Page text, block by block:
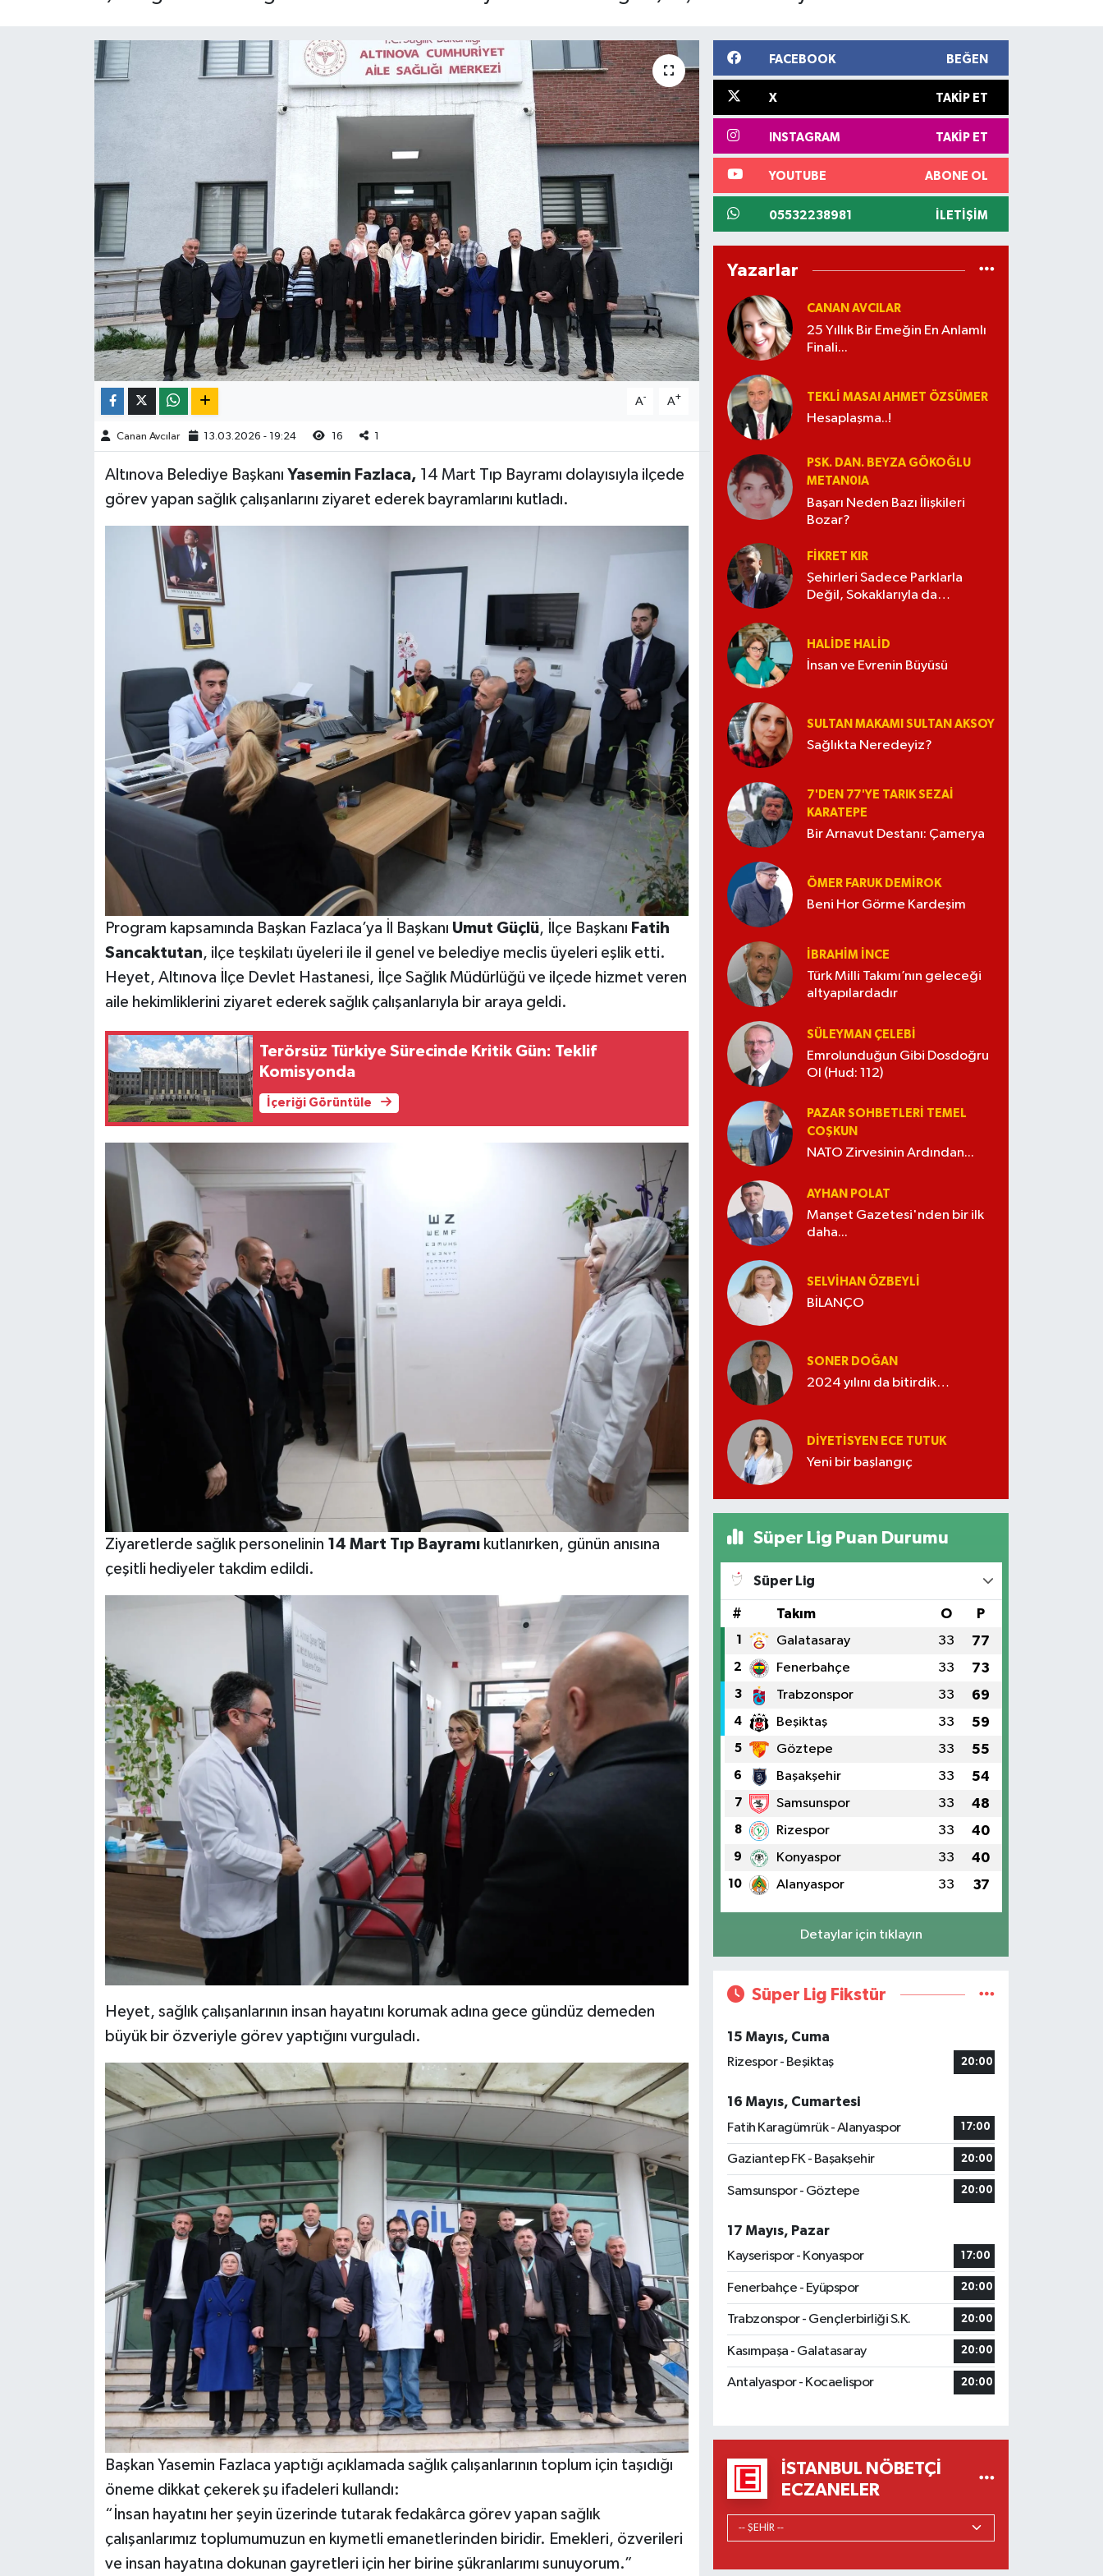
A- A+
Canan Avcılar 13.03.2026 - 19:24 16 1
Altınova Belediye Başkanı Yasemin Fazlaca, 14 Mart Tıp Bayramı dolayısıyla ilçede
görev yapan sağlık çalışanlarını ziyaret ederek bayramlarını kutladı.
Program kapsamında Başkan Fazlaca’ya İl Başkanı Umut Güçlü, İlçe Başkanı Fatih
Sancaktutan, ilçe teşkilatı üyeleri ile il genel ve belediye meclis üyeleri eşlik etti.
Heyet, Altınova İlçe Devlet Hastanesi, İlçe Sağlık Müdürlüğü ve ilçede hizmet veren
aile hekimliklerini ziyaret ederek sağlık çalışanlarıyla bir araya geldi.
Terörsüz Türkiye Sürecinde Kritik Gün: Teklif
Komisyonda
İçeriği Görüntüle
Ziyaretlerde sağlık personelinin 14 Mart Tıp Bayramı kutlanırken, günün anısına
çeşitli hediyeler takdim edildi.
Heyet, sağlık çalışanlarının insan hayatını korumak adına gece gündüz demeden
büyük bir özveriyle görev yaptığını vurguladı.
Başkan Yasemin Fazlaca yaptığı açıklamada sağlık çalışanlarının toplum için taşıdığı
öneme dikkat çekerek şu ifadeleri kullandı:
“İnsan hayatını her şeyin üzerinde tutarak fedakârca görev yapan sağlık
çalışanlarımız toplumumuzun en kıymetli emanetlerinden biridir. Emekleri, özverileri
ve insan hayatına dokunan gayretleri için her birine şükranlarımı sunuyorum.”
FACEBOOK BEĞEN
X TAKIP ET
INSTAGRAM TAKIP ET
YOUTUBE ABONE OL
05532238981 İLETIŞIM
Yazarlar
CANAN AVCILAR
25 Yıllık Bir Emeğin En Anlamlı
Finali...
TEKLI MASA! AHMET ÖZSÜMER
Hesaplaşma..!
PSK. DAN. BEYZA GÖKOĞLU
METAN0IA
Başarı Neden Bazı İlişkileri
Bozar?
FIKRET KIR
Şehirleri Sadece Parklarla
Değil, Sokaklarıyla da
HALIDE HALID
İnsan ve Evrenin Büyüsü
SULTAN MAKAMI SULTAN AKSOY
Sağlıkta Neredeyiz?
7'DEN 77'YE TARIK SEZAI
KARATEPE
Bir Arnavut Destanı: Çamerya
ÖMER FARUK DEMIROK
Beni Hor Görme Kardeşim
İBRAHIM İNCE
Türk Milli Takımı’nın geleceği
altyapılardadır
SÜLEYMAN ÇELEBI
Emrolunduğun Gibi Dosdoğru
Ol (Hud: 112)
PAZAR SOHBETLERI TEMEL
COŞKUN
NATO Zirvesinin Ardından...
AYHAN POLAT
Manşet Gazetesi'nden bir ilk
daha...
SELVIHAN ÖZBEYLI
BİLANÇO
SONER DOĞAN
2024 yılını da bitirdik…
DIYETISYEN ECE TUTUK
Yeni bir başlangıç
Süper Lig Puan Durumu
Süper Lig
# Takım O P
1 Galatasaray 33 77
2 Fenerbahçe 33 73
3 Trabzonspor 33 69
4 Beşiktaş 33 59
5 Göztepe 33 55
6 Başakşehir 33 54
7 Samsunspor 33 48
8 Rizespor 33 40
9 Konyaspor 33 40
10 Alanyaspor 33 37
Detaylar için tıklayın
Süper Lig Fikstür
15 Mayıs, Cuma
Rizespor - Beşiktaş
20:00
16 Mayıs, Cumartesi
Fatih Karagümrük - Alanyaspor
17:00
Gaziantep FK - Başakşehir 20:00
Samsunspor - Göztepe 20:00
17 Mayıs, Pazar
Kayserispor - Konyaspor
17:00
Fenerbahçe - Eyüpspor 20:00
Trabzonspor - Gençlerbirliği S.K. 20:00
Kasımpaşa - Galatasaray 20:00
Antalyaspor - Kocaelispor 20:00
İSTANBUL NÖBETÇI
ECZANELER